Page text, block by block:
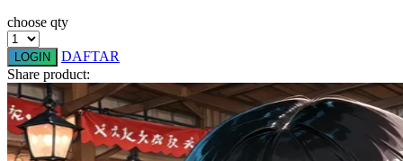
Spectra
Squishmallows
Starbooks
Stick-O
choose qty
LOGIN
DAFTAR
Share product: